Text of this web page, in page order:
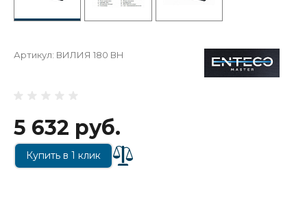
Артикул: ВИЛИЯ 180 ВН
5 632 руб.
Купить в 1 клик